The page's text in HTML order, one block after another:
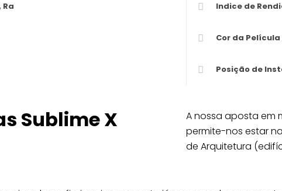
Indice de
Cor da
Posição de
Sublime X
A nossa aposta em
permite-nos estar
de Arquitetura